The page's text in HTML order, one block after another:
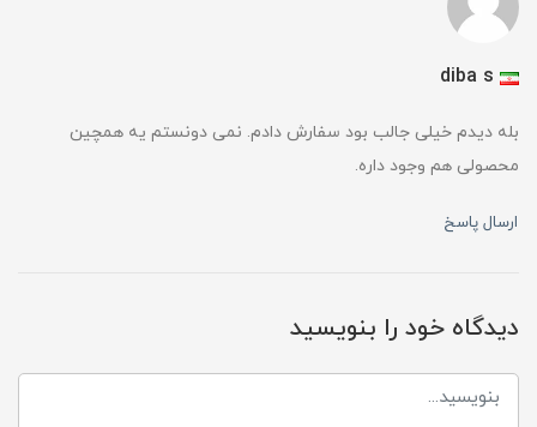
diba s
بله دیدم خیلی جالب بود سفارش دادم. نمی دونستم یه همچین
محصولی هم وجود داره.
ارسال پاسخ
دیدگاه خود را بنویسید